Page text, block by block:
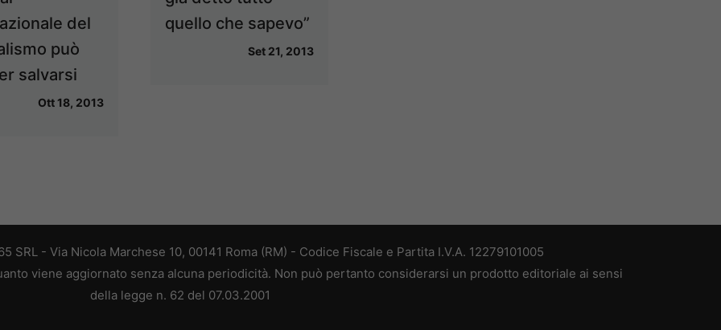
del
può
salvarsi
Ott 18, 2013
quello che sapevo”
Set 21, 2013
SRL - Via Nicola Marchese 10, 00141 Roma (RM) - Codice Fiscale e Partita I.V.A. 12279101005
viene aggiornato senza alcuna periodicità. Non può pertanto considerarsi un prodotto editoriale ai sensi
della legge n. 62 del 07.03.2001